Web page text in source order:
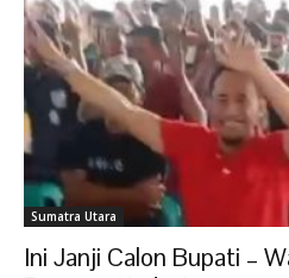
Sumatra Utara
Ini Janji Calon Bupati –